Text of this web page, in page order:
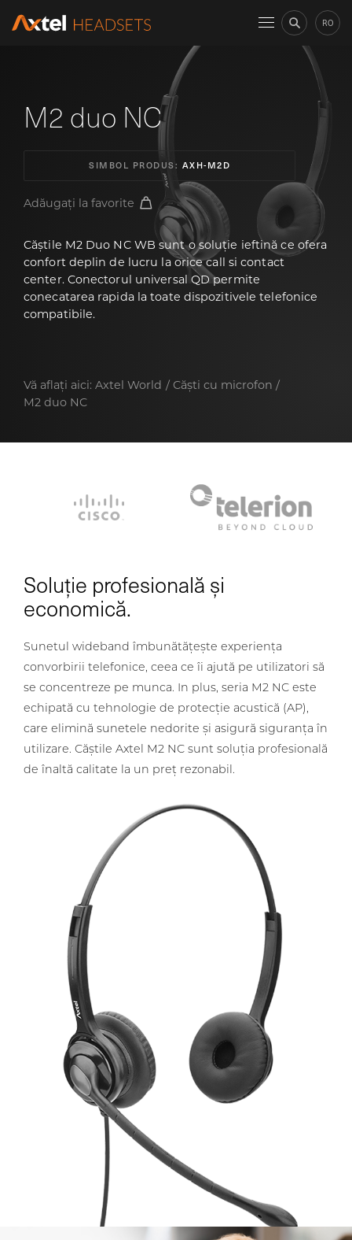
RO
M2 duo NC
SIMBOL PRODUS: AXH-M2D
Adăugați la favorite
Căștile M2 Duo NC WB sunt o soluție ieftină ce ofera
confort deplin de lucru la orice call si contact
center. Conectorul universal QD permite
conecatarea rapida la toate dispozitivele telefonice
compatibile.
Vă aflați aici: Axtel World
Căști cu microfon
M2 duo NC
Soluție profesională și
economică.
Sunetul wideband îmbunătățește experiența
convorbirii telefonice, ceea ce îi ajută pe utilizatori să
se concentreze pe munca. In plus, seria M2 NC este
echipată cu tehnologie de protecție acustică (AP),
care elimină sunetele nedorite și asigură siguranța în
utilizare. Căștile Axtel M2 NC sunt soluția profesională
de înaltă calitate la un preț rezonabil.